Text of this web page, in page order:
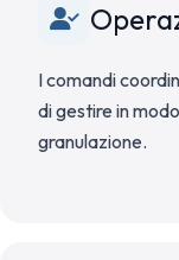
I comandi
di gestire in
granulazione.